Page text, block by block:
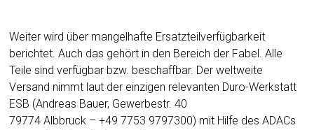
Weiter wird über mangelhafte Ersatzteilverfügbarkeit
berichtet. Auch das gehört in den Bereich der Fabel. Alle
Teile sind verfügbar bzw. beschaffbar. Der weltweite
Versand nimmt laut der einzigen relevanten Duro-Werkstatt
ESB (Andreas Bauer, Gewerbestr. 40
79774 Albbruck – +49 7753 9797300) mit Hilfe des ADACs